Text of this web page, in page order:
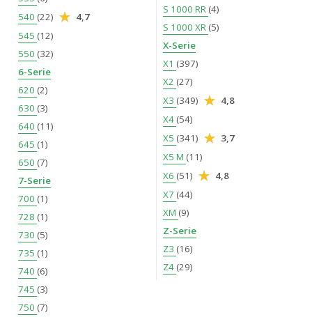
540 (22)
4,7
545 (12)
550 (32)
6-Serie
620 (2)
630 (3)
640 (11)
645 (1)
650 (7)
7-Serie
700 (1)
728 (1)
730 (5)
735 (1)
740 (6)
745 (3)
750 (7)
S 1000 RR (4)
S 1000 XR (5)
X-Serie
X1 (397)
X2 (27)
X3 (349)
4,8
X4 (54)
X5 (341)
3,7
X5 M (11)
X6 (51)
4,8
X7 (44)
XM (9)
Z-Serie
Z3 (16)
Z4 (29)